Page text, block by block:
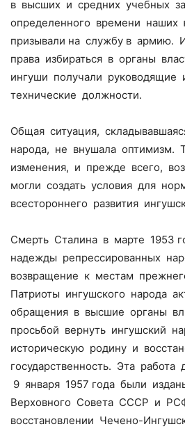
в высших и средних учебных
определенного времени
призывали на службу в
права избираться в органы
ингуши получали руководящие
технические должности.
Общая ситуация,
народа, не внушала оптимизм.
изменения, и прежде всего,
могли создать условия для
всестороннего развития
Смерть Сталина в марте 1953
надежды репрессированных
возвращение к местам
Патриоты ингушского народа
обращения в высшие органы
просьбой вернуть ингушский
историческую родину и
государственность. Эта работа
9 января 1957 года были
Верховного Совета СССР и
восстановлении Чечено-